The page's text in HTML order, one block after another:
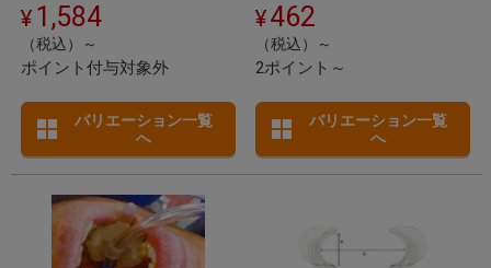
1,584
（税込）～
ポイント付与対象外
バリエーション一覧
へ
462
（税込）～
2ポイント～
バリエーション一覧
へ